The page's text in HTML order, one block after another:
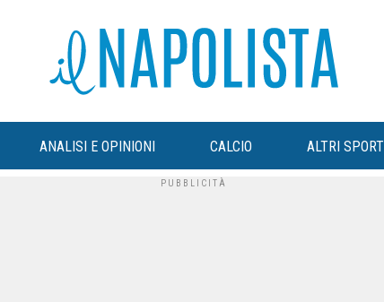
ANALISI E OPINIONI CALCIO ALTRI SPORT